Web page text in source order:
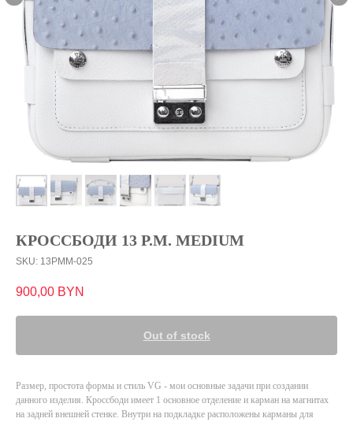
КРОССБОДИ 13 P.M. MEDIUM
SKU: 13PMM-025
900,00 BYN
Out of stock
Размер, простота формы и стиль VG - мои основные задачи при создании
данного изделия. Кроссбоди имеет 1 основное отделение и карман на магнитах
на задней внешней стенке. Внутри на подкладке расположены карманы для